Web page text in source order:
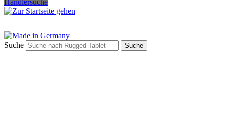
Händlersuche
Suche Suche